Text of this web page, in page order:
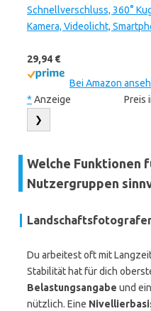
Schnellverschluss, 360°
Kamera, Videolicht,
29,94 €
Bei Amazon
* Anzeige Preis
❯
Welche Funktionen
Nutzergruppen
Du arbeitest oft mit
Stabilität hat für dich
Belastungsangabe und
nützlich. Eine